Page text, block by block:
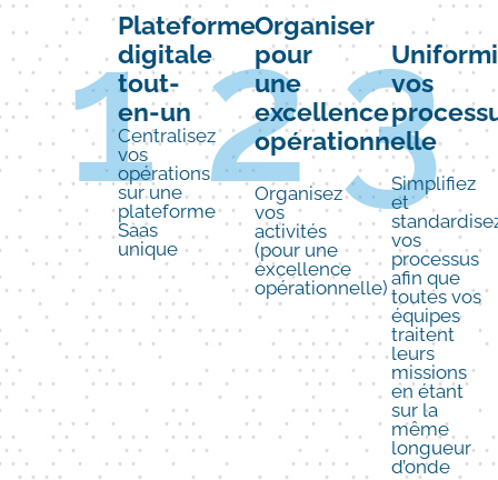
3
vos
​
Simplifiez
et
vos
processus
afin que
toutes vos
équipes
traitent
leurs
missions
en étant
sur la
même
longueur
d’onde
2Organiser
pour
une
excellence
opérationnelle
​
Organisez
vos
activités
(pour une
excellence
opérationnelle)
1Plateforme
digitale
tout-
en-un
Centralisez
vos
opérations
sur une
plateforme
Saas
unique